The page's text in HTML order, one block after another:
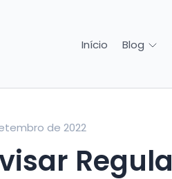
Início Blog
de 2022